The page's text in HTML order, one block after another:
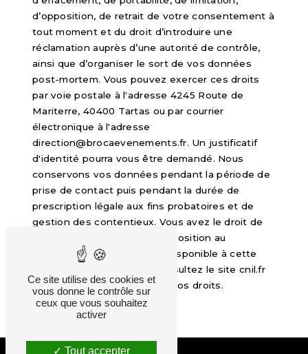
d’opposition, de retrait de votre consentement à
tout moment et du droit d’introduire une
réclamation auprès d’une autorité de contrôle,
ainsi que d’organiser le sort de vos données
post-mortem. Vous pouvez exercer ces droits
par voie postale à l'adresse 4245 Route de
Mariterre, 40400 Tartas ou par courrier
électronique à l'adresse
direction@brocaevenements.fr. Un justificatif
d'identité pourra vous être demandé. Nous
conservons vos données pendant la période de
prise de contact puis pendant la durée de
prescription légale aux fins probatoires et de
gestion des contentieux. Vous avez le droit de
vous inscrire sur la liste d'opposition au
démarchage téléphonique, disponible à cette
. Consultez le site cnil.fr
pour plus d’informations sur vos droits.
Ce site utilise des cookies et
vous donne le contrôle sur
ceux que vous souhaitez
activer
Tout accepter